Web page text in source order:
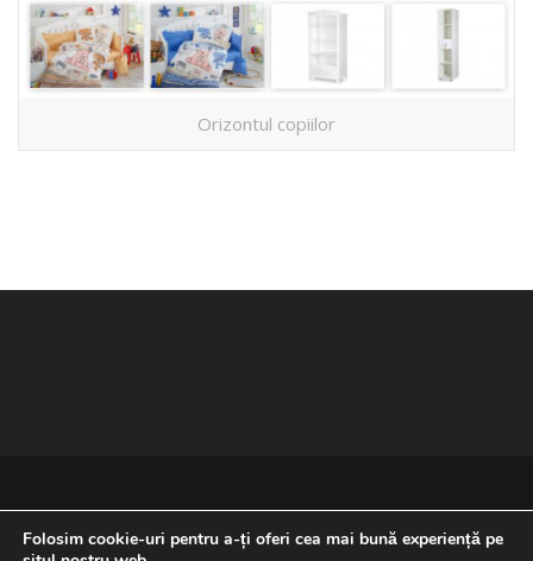
Orizontul copiilor
Folosim cookie-uri pentru a-ți oferi cea mai bună experiență pe